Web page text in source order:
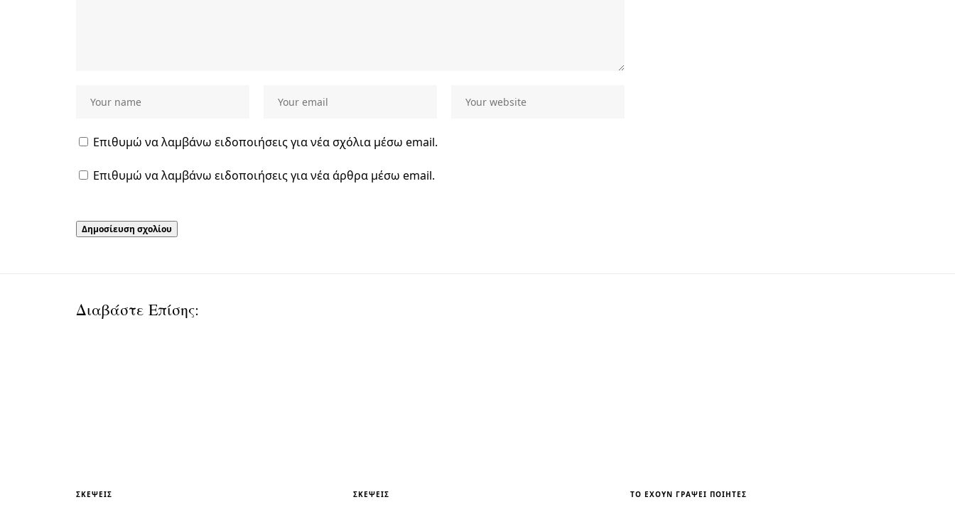
Επιθυμώ να λαμβάνω ειδοποιήσεις για νέα σχόλια μέσω email.
Επιθυμώ να λαμβάνω ειδοποιήσεις για νέα άρθρα μέσω email.
Διαβάστε Επίσης:
ΣΚΈΨΕΙΣ ΣΚΈΨΕΙΣ ΤΟ ΈΧΟΥΝ ΓΡΆΨΕΙ ΠΟΙΗΤΈΣ